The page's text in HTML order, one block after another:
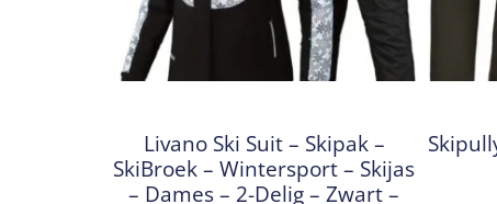
Livano Ski Suit – Skipak –
SkiBroek – Wintersport – Skijas
– Dames – 2-Delig – Zwart –